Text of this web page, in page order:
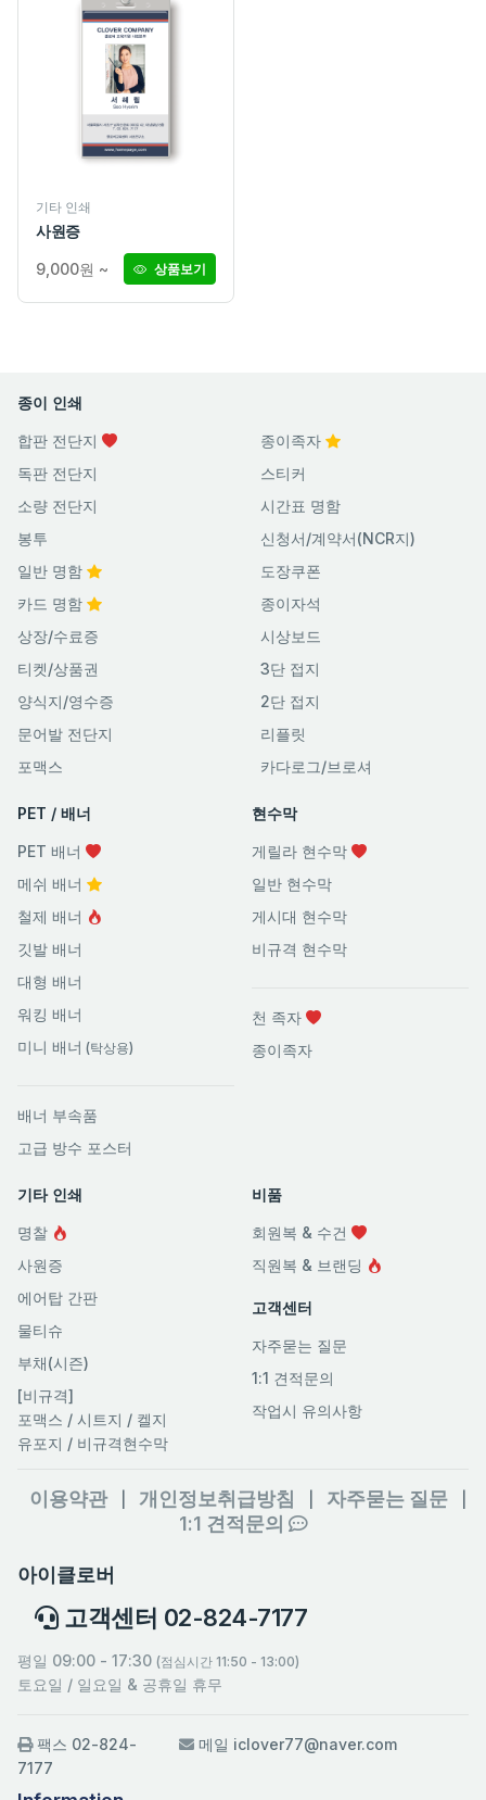
기타 인쇄
사원증
9,000원 ~ 상품보기
종이 인쇄
합판 전단지
독판 전단지
소량 전단지
봉투
일반 명함
카드 명함
상장/수료증
티켓/상품권
양식지/영수증
문어발 전단지
포맥스
종이족자
스티커
시간표 명함
신청서/계약서(NCR지)
도장쿠폰
종이자석
시상보드
3단 접지
2단 접지
리플릿
카다로그/브로셔
PET / 배너
PET 배너
메쉬 배너
철제 배너
깃발 배너
대형 배너
워킹 배너
미니 배너 (탁상용)
배너 부속품
고급 방수 포스터
현수막
게릴라 현수막
일반 현수막
게시대 현수막
비규격 현수막
천 족자
종이족자
기타 인쇄
명찰
사원증
에어탑 간판
물티슈
부채(시즌)
[비규격]
포맥스 / 시트지 / 켈지
유포지 / 비규격현수막
비품
회원복 & 수건
직원복 & 브랜딩
고객센터
자주묻는 질문
1:1 견적문의
작업시 유의사항
이용약관 개인정보취급방침 자주묻는 질문
1:1 견적문의
아이클로버
고객센터 02-824-7177
평일 09:00 - 17:30 (점심시간 11:50 - 13:00)
토요일 / 일요일 & 공휴일 휴무
팩스 02-824-
7177
메일 iclover77@naver.com